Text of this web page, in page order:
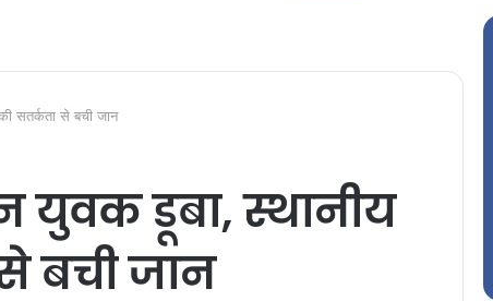
सतर्कता से बची जान
युवक डूबा, स्थानीय
बची जान